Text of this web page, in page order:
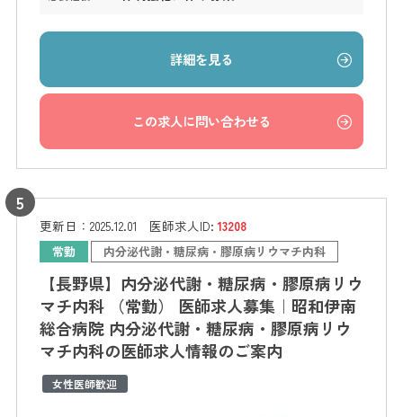
詳細を見る
この求人に問い合わせる
更新日： 2025.12.01 医師求人ID:13208
常勤 内分泌代謝・糖尿病・膠原病リウマチ内科
【長野県】内分泌代謝・糖尿病・膠原病リウ
マチ内科 （常勤） 医師求人募集｜昭和伊南
総合病院 内分泌代謝・糖尿病・膠原病リウ
マチ内科の医師求人情報のご案内
女性医師歓迎